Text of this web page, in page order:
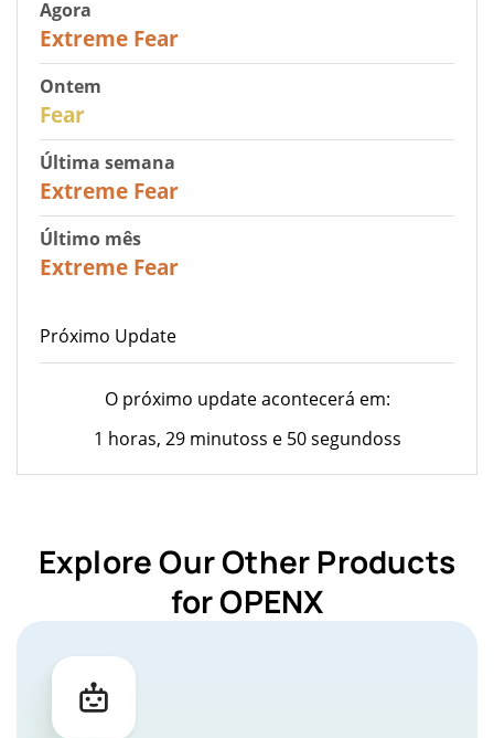
Agora
Extreme Fear
Ontem
Fear
Última semana
Extreme Fear
Último mês
Extreme Fear
Próximo Update
O próximo update acontecerá em:
1 horas, 29 minutoss e 50 segundoss
Explore Our Other Products
for OPENX